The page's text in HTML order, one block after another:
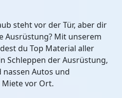
steht vor der Tür, aber dir
Ausrüstung? Mit unserem
du Top Material aller
Schleppen der Ausrüstung,
Autos und
vor Ort.